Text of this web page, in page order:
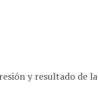
y resultado de la